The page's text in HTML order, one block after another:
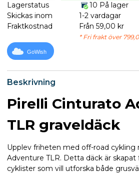
Beskrivning
Pirelli Cinturato
TLR graveldäck
Upplev friheten med off-road cykling
Adventure TLR. Detta däck är skapat
cyklister som vill utforska både
Lagerstatus
10 På lager
Skickas inom
1-2 vardagar
Fraktkostnad
Från 59,00 kr
* Fri frakt över
GoWish